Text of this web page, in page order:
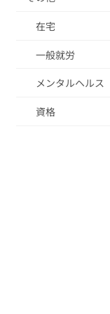
在宅
一般就労
メンタルヘルス
資格